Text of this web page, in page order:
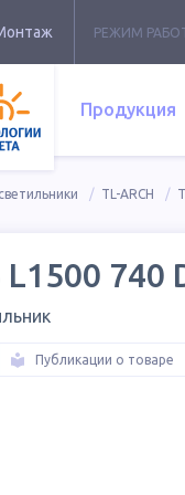
РЕЖИМ
Продукция
TL-ARCH
L1500 740
Публикации о товаре